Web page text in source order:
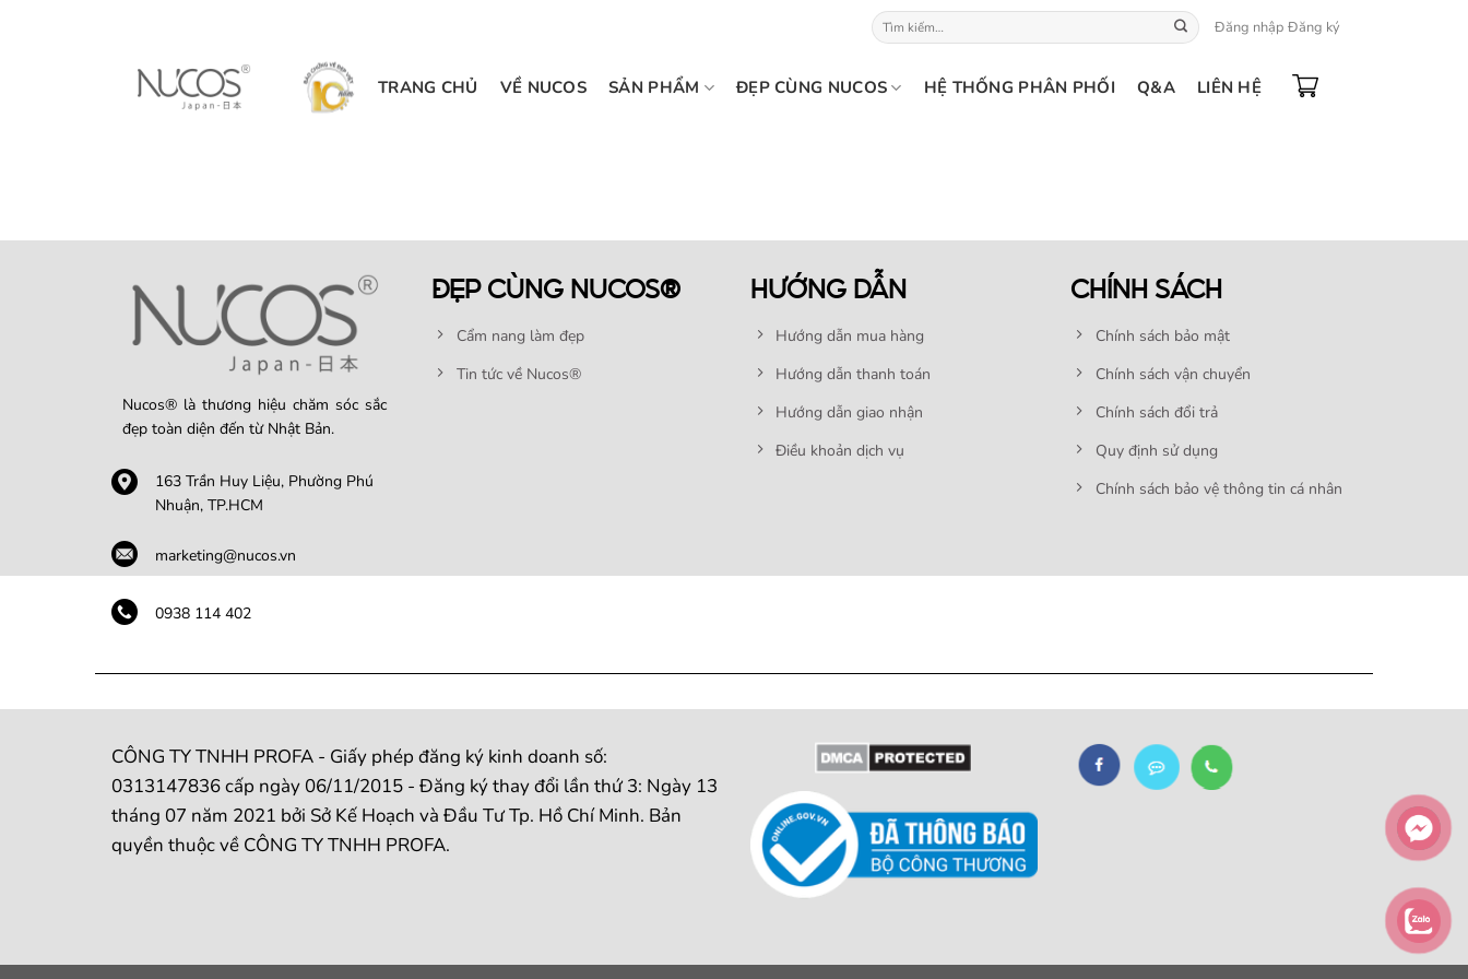
Tìm
kiếm:
Đăng nhập Đăng ký
TRANG CHỦ VỀ NUCOS SẢN PHẨM ĐẸP CÙNG NUCOS HỆ THỐNG PHÂN PHỐI Q&A LIÊN HỆ
Nucos® là thương hiệu chăm sóc sắc
đẹp toàn diện đến từ Nhật Bản.
163 Trần Huy Liệu, Phường Phú
Nhuận, TP.HCM
marketing@nucos.vn
0938 114 402
ĐẸP CÙNG NUCOS®
Cẩm nang làm đẹp
Tin tức về Nucos®
HƯỚNG DẪN
Hướng dẫn mua hàng
Hướng dẫn thanh toán
Hướng dẫn giao nhận
Điều khoản dịch vụ
CHÍNH SÁCH
Chính sách bảo mật
Chính sách vận chuyển
Chính sách đổi trả
Quy định sử dụng
Chính sách bảo vệ thông tin cá nhân
CÔNG TY TNHH PROFA - Giấy phép đăng ký kinh doanh số:
0313147836 cấp ngày 06/11/2015 - Đăng ký thay đổi lần thứ 3: Ngày 13
tháng 07 năm 2021 bởi Sở Kế Hoạch và Đầu Tư Tp. Hồ Chí Minh. Bản
quyền thuộc về CÔNG TY TNHH PROFA.